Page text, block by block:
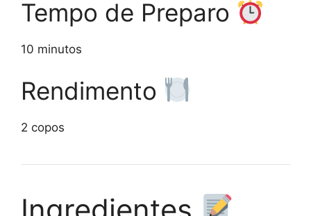
Tempo de Preparo
10 minutos
Rendimento
2 copos